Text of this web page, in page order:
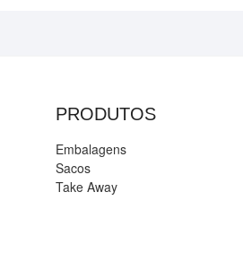
PRODUTOS
Embalagens
Sacos
Take Away